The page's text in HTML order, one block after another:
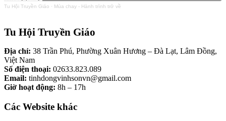
Tu Hội Truyền Giáo · Mùa chay - Hành trình trở về
Tu Hội Truyền Giáo
Địa chỉ: 38 Trần Phú, Phường Xuân Hương – Đà Lạt, Lâm Đồng,
Việt Nam
Số điện thoại: 02633.823.089
Email: tinhdongvinhsonvn@gmail.com
Giờ hoạt động: 8h – 17h
Các Website khác